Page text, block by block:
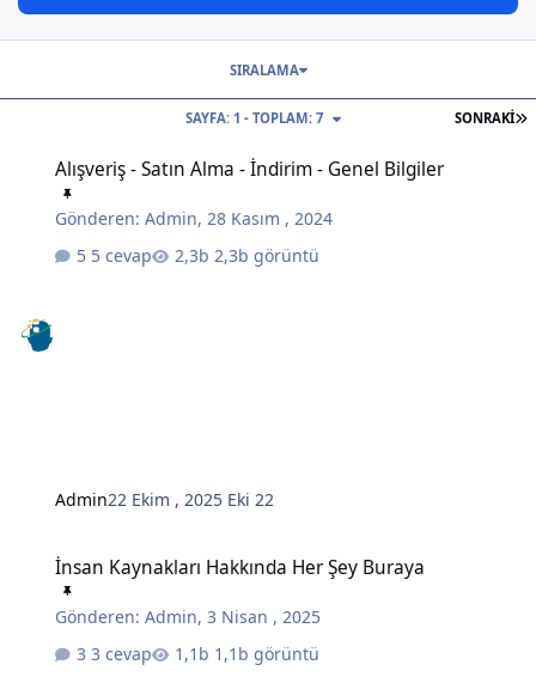
SONRAKI
SAYFA: 1 - TOPLAM: 7
SIRALAMA
Alışveriş - Satın Alma - İndirim - Genel Bilgiler
Gönderen:Admin,28 Kasım , 2024
5 cevap
2,3b görüntü
Admin22 Ekim , 2025 Eki 22
İnsan Kaynakları Hakkında Her Şey Buraya
Gönderen:Admin,3 Nisan , 2025
3 cevap
1,1b görüntü